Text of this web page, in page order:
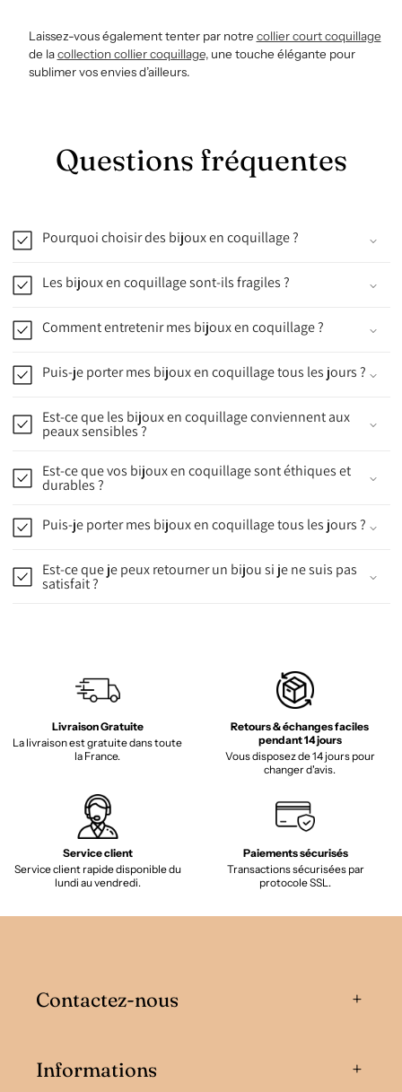
Laissez-vous également tenter par notre collier court coquillage
de lacollection collier coquillage,une touche élégante pour
sublimer vos envies d’ailleurs.
Questions fréquentes
Pourquoi choisir des bijoux en coquillage ?
Les bijoux en coquillage sont-ils fragiles ?
Comment entretenir mes bijoux en coquillage ?
Puis-je porter mes bijoux en coquillage tous les jours ?
Est-ce que les bijoux en coquillage conviennent aux
peaux sensibles ?
Est-ce que vos bijoux en coquillage sont éthiques et
durables ?
Puis-je porter mes bijoux en coquillage tous les jours ?
Est-ce que je peux retourner un bijou si je ne suis pas
satisfait ?
Livraison Gratuite
La livraison est gratuite dans toute
la France.
Retours & échanges faciles
pendant 14 jours
Vous disposez de 14 jours pour
changer d'avis.
Service client
Service client rapide disponible du
lundi au vendredi.
Paiements sécurisés
Transactions sécurisées par
protocole SSL.
Contactez-nous
Informations